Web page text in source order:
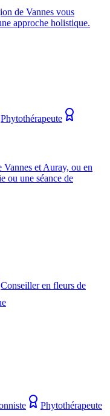
de Vannes vous
approche holistique.
Phytothérapeute
et Auray, ou en
ou une séance de
Conseiller en fleurs de
Phytothérapeute